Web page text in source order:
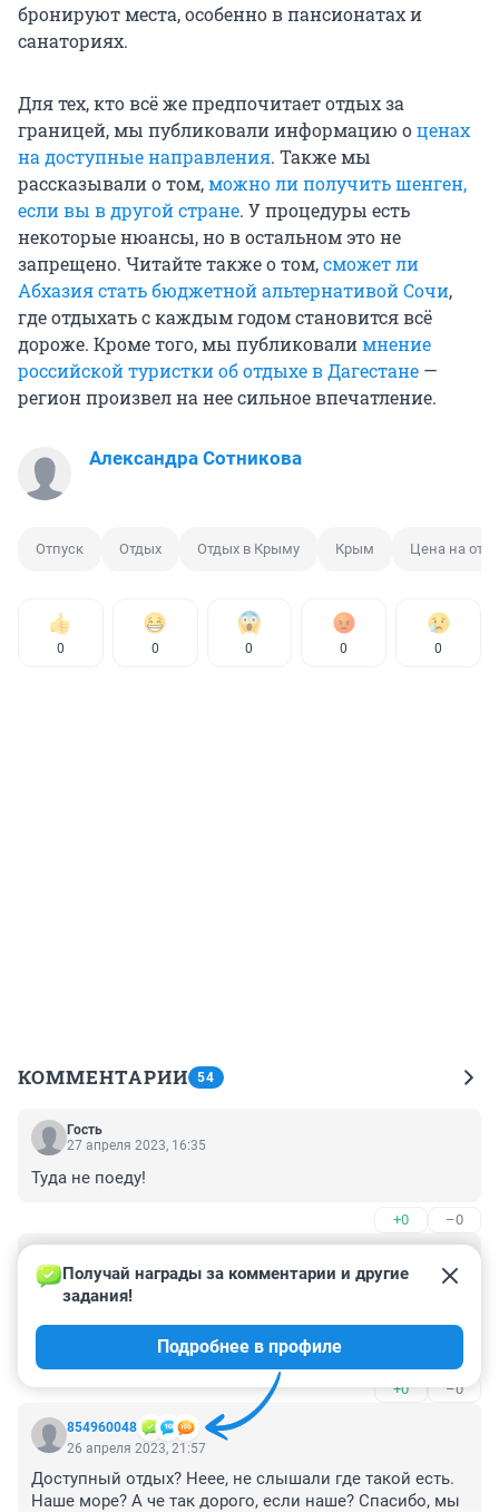
бронируют места, особенно в пансионатах и
санаториях.
Для тех, кто всё же предпочитает отдых за
границей, мы публиковали информацию оценах
на доступные направления. Также мы
рассказывали о том,можно ли получить шенген,
если вы в другой стране. У процедуры есть
некоторые нюансы, но в остальном это не
запрещено. Читайте также о том,сможет ли
Абхазия стать бюджетной альтернативой Сочи,
где отдыхать с каждым годом становится всё
дороже. Кроме того, мы публиковалимнение
российской туристки об отдыхе в Дагестане —
регион произвел на нее сильное впечатление.
Александра Сотникова
Отпуск Отдых Отдых в Крыму Крым Цена на
0 0 0 0 0
КОММЕНТАРИИ 54
Гость
27 апреля 2023, 16:35
Туда не поеду!
+0 –0
27 апреля 2023, 15:42
Не знаю.... отдыхать в РФ - ОЧЕНЬ ДОРОГО!
Мы летим на Майские на 6 ночей в 5⭐️ в Турцию,
ультра всё включено - 79К.
Попробуйте за эти деньги отдохнуть в Крыму или
Сочи.
НИ - КО - ГДА!
+0 –0
854960048
Получай награды за комментарии и другие
задания!
Подробнее в профиле
26 апреля 2023, 21:57
Доступный отдых? Неее, не слышали где такой есть.
Наше море? А че так дорого, если наше? Спасибо, мы